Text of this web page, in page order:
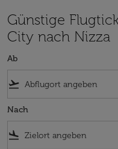
Günstige
City nach Nizza
Ab
flight_takeoff
Nach
flight_land